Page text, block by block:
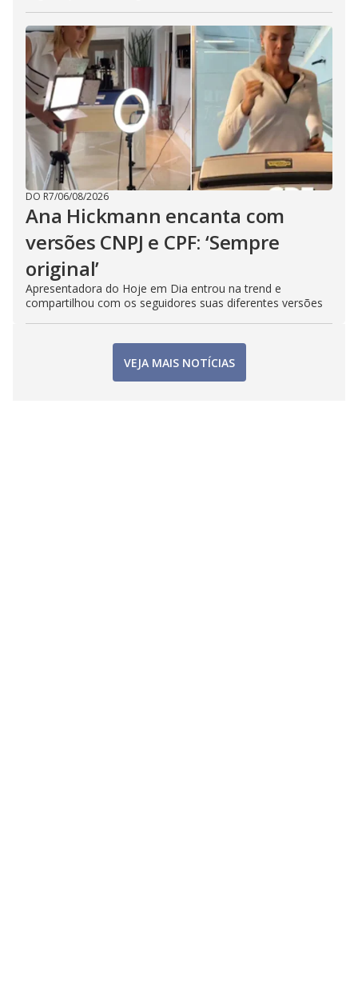
DO R7/06/08/2026
Ana Hickmann encanta com
versões CNPJ e CPF: ‘Sempre
original’
Apresentadora do Hoje em Dia entrou na trend e
compartilhou com os seguidores suas diferentes versões
VEJA MAIS NOTÍCIAS